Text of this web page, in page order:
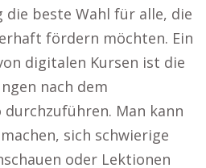
beste Wahl für alle, die
fördern möchten. Ein
digitalen Kursen ist die
nach dem
Man kann
sich schwierige
oder Lektionen